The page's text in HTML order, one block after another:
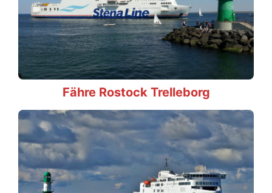
Fähre Rostock Trelleborg